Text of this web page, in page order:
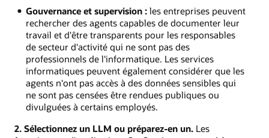
Gouvernance et supervision :les entreprises peuvent
rechercher des agents capables de documenter leur
travail et d'être transparents pour les responsables
de secteur d'activité qui ne sont pas des
professionnels de l'informatique. Les services
informatiques peuvent également considérer que les
agents n'ont pas accès à des données sensibles qui
ne sont pas censées être rendues publiques ou
divulguées à certains employés.
2. Sélectionnez un LLM ou préparez-en un. Les